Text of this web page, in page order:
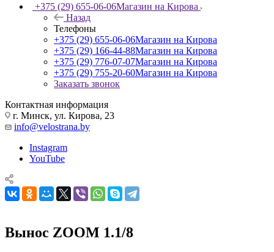
+375 (29) 655-06-06Магазин на Кирова
Назад
Телефоны
+375 (29) 655-06-06Магазин на Кирова
+375 (29) 166-44-88Магазин на Кирова
+375 (29) 776-07-07Магазин на Кирова
+375 (29) 755-20-60Магазин на Кирова
Заказать звонок
Контактная информация
г. Минск, ул. Кирова, 23
info@velostrana.by
Instagram
YouTube
Вынос ZOOM 1.1/8